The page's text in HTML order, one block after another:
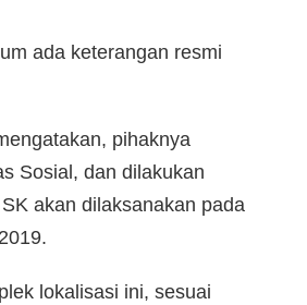
ada keterangan resmi
pihaknya
Sosial, dan dilakukan
akan dilaksanakan pada
lokalisasi ini, sesuai